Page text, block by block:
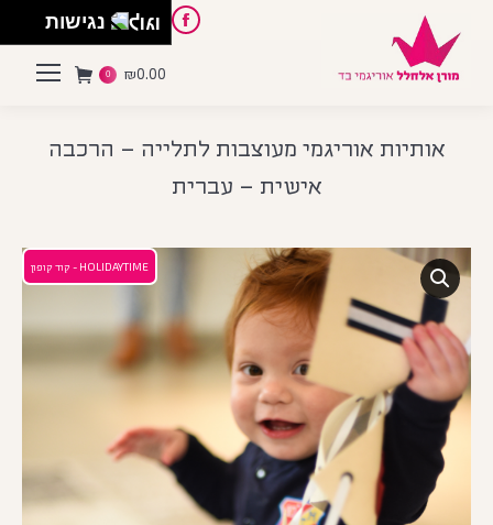
Facebook
Pinterest
Instagram
English
₪0.00
0
אותיות אוריגמי מעוצבות לתלייה – הרכבה
אישית – עברית
HOLIDAYTIME - קוד קופון
נגישות